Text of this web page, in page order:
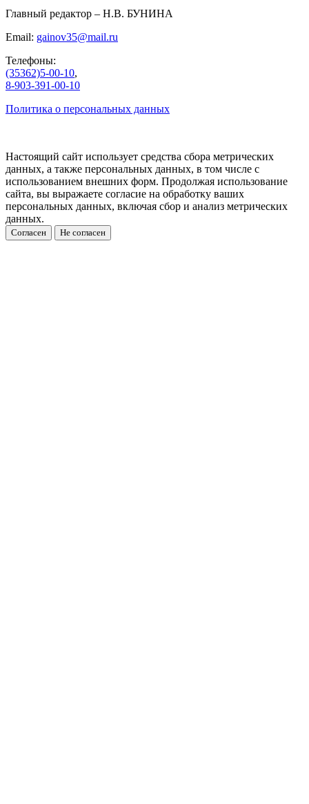
Главный редактор – Н.В. БУНИНА
Email: gainov35@mail.ru
Телефоны:
(35362)5-00-10,
8-903-391-00-10
Политика о персональных данных
Настоящий сайт использует средства сбора метрических
данных, а также персональных данных, в том числе с
использованием внешних форм. Продолжая использование
сайта, вы выражаете согласие на обработку ваших
персональных данных, включая сбор и анализ метрических
данных.
Согласен Не согласен